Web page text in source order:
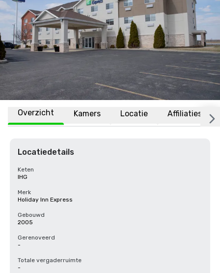
Overzicht Kamers Locatie Affiliaties
Locatiedetails
Keten
IHG
Merk
Holiday Inn Express
Gebouwd
2005
Gerenoveerd
-
Totale vergaderruimte
-